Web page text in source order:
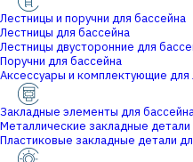
Лестницы и поручни для бассейна
Лестницы для бассейна
Лестницы двусторонние для
Поручни для бассейна
Аксессуары и комплектующие для
Закладные элементы для
Металлические закладные детали
Пластиковые закладные детали